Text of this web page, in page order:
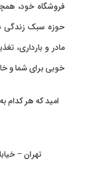
فروشگاه خود،
حوزه سبک زندگی
مادر و بارداری،
خوبی برای شما و
امید که هر کدام
تهران –